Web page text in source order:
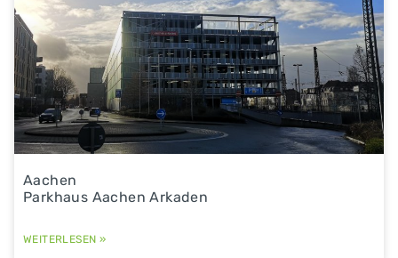
Aachen
Parkhaus Aachen Arkaden
WEITERLESEN »